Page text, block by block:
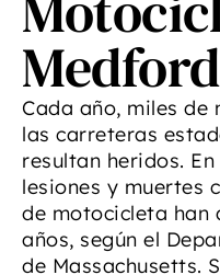
Medford
Cada año, miles de
las carreteras
resultan heridos.
lesiones y muertes
de motocicleta han
años, según el
de Massachusetts.